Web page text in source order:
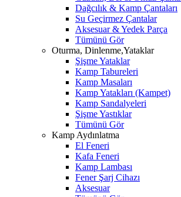
Dağcılık & Kamp Çantaları
Su Geçirmez Çantalar
Aksesuar & Yedek Parça
Tümünü Gör
Oturma, Dinlenme,Yataklar
Şişme Yataklar
Kamp Tabureleri
Kamp Masaları
Kamp Yatakları (Kampet)
Kamp Sandalyeleri
Şişme Yastıklar
Tümünü Gör
Kamp Aydınlatma
El Feneri
Kafa Feneri
Kamp Lambası
Fener Şarj Cihazı
Aksesuar